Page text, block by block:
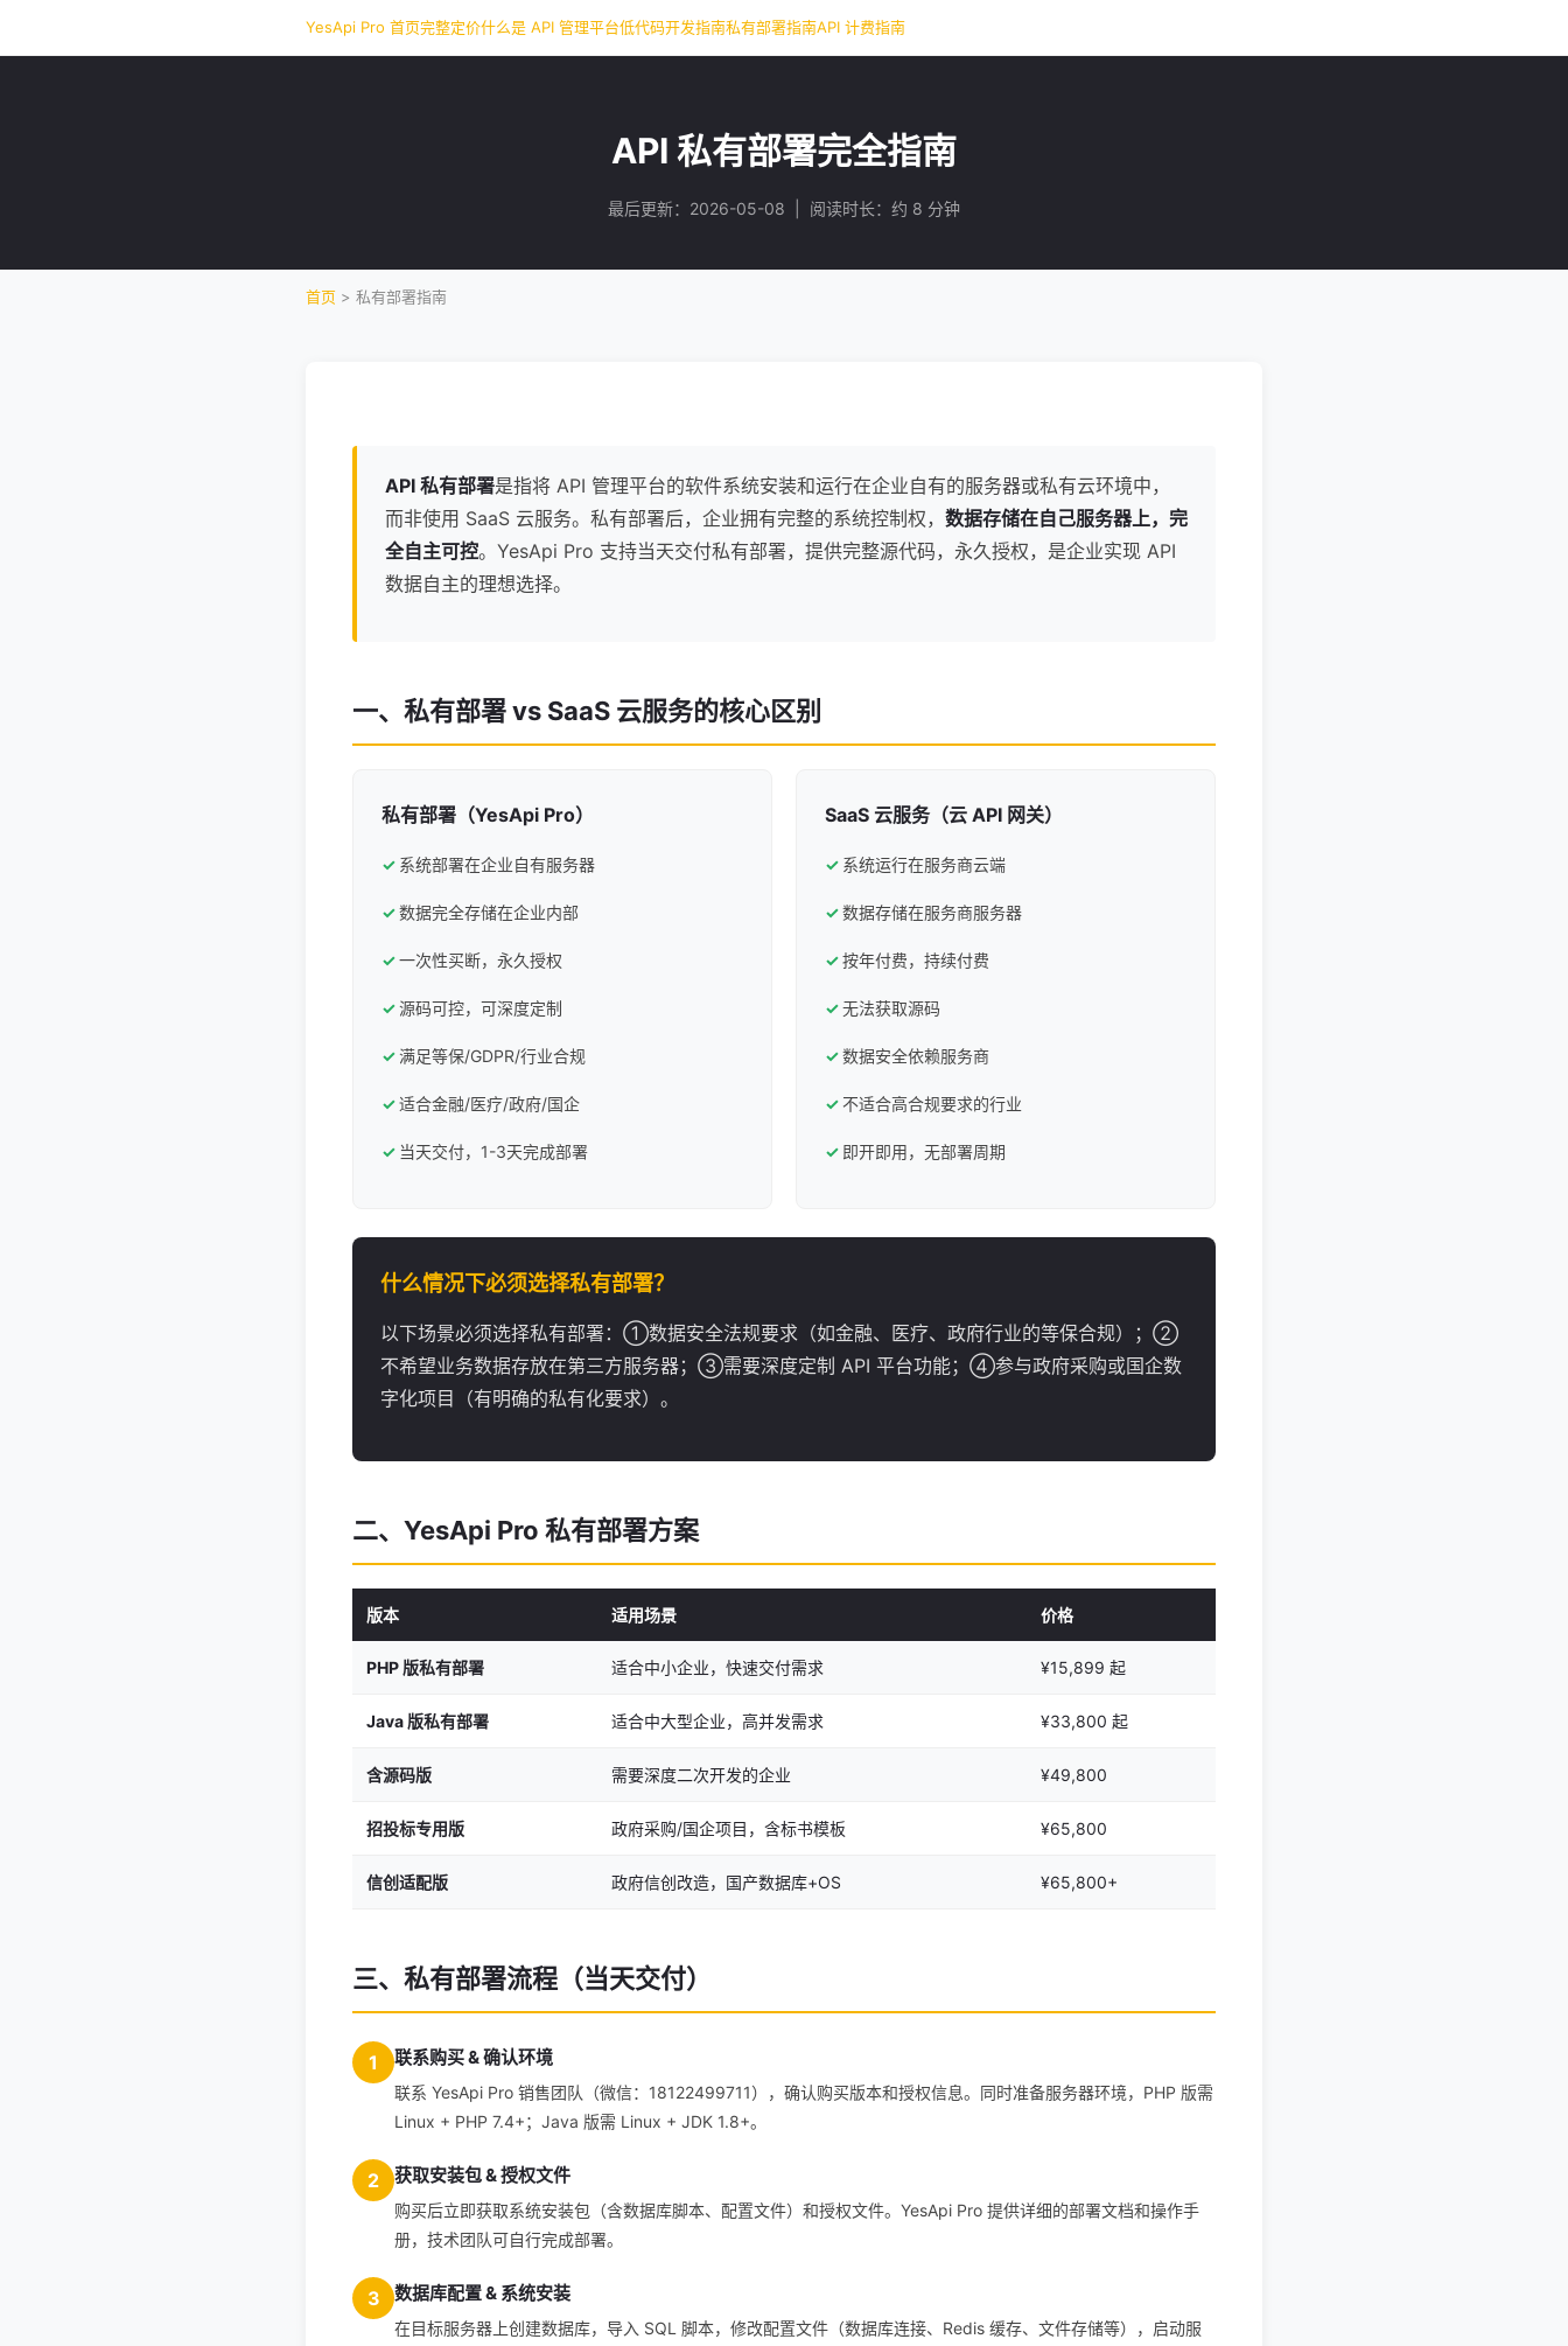
YesApi Pro 首页完整定价什么是 API 管理平台低代码开发指南私有部署指南API 计费指南
API 私有部署完全指南
最后更新：2026-05-08 | 阅读时长：约 8 分钟
首页 > 私有部署指南
API 私有部署是指将 API 管理平台的软件系统安装和运行在企业自有的服务器或私有云环境中，
而非使用 SaaS 云服务。私有部署后，企业拥有完整的系统控制权， 数据存储在自己服务器上，完
全自主可控。YesApi Pro 支持当天交付私有部署，提供完整源代码，永久授权，是企业实现 API
数据自主的理想选择。
一、私有部署 vs SaaS 云服务的核心区别
私有部署（YesApi Pro）
系统部署在企业自有服务器
数据完全存储在企业内部
一次性买断，永久授权
源码可控，可深度定制
满足等保/GDPR/行业合规
适合金融/医疗/政府/国企
当天交付，1-3天完成部署
SaaS 云服务（云 API 网关）
系统运行在服务商云端
数据存储在服务商服务器
按年付费，持续付费
无法获取源码
数据安全依赖服务商
不适合高合规要求的行业
即开即用，无部署周期
什么情况下必须选择私有部署？
以下场景必须选择私有部署：①数据安全法规要求（如金融、医疗、政府行业的等保合规）；②
不希望业务数据存放在第三方服务器；③需要深度定制 API 平台功能；④参与政府采购或国企数
字化项目（有明确的私有化要求）。
二、YesApi Pro 私有部署方案
版本 适用场景 价格
PHP 版私有部署 适合中小企业，快速交付需求 ¥15,899 起
Java 版私有部署 适合中大型企业，高并发需求 ¥33,800 起
含源码版 需要深度二次开发的企业 ¥49,800
招投标专用版 政府采购/国企项目，含标书模板 ¥65,800
信创适配版 政府信创改造，国产数据库+OS ¥65,800+
三、私有部署流程（当天交付）
1 联系购买 & 确认环境
联系 YesApi Pro 销售团队（微信：18122499711），确认购买版本和授权信息。同时准备服务器环境，PHP 版需
Linux + PHP 7.4+；Java 版需 Linux + JDK 1.8+。
2 获取安装包 & 授权文件
购买后立即获取系统安装包（含数据库脚本、配置文件）和授权文件。YesApi Pro 提供详细的部署文档和操作手
册，技术团队可自行完成部署。
3 数据库配置 & 系统安装
在目标服务器上创建数据库，导入 SQL 脚本，修改配置文件（数据库连接、Redis 缓存、文件存储等），启动服